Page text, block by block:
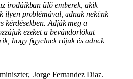
irodáikban ülő emberek, akik
ilyen problémával, adnak nekünk
kérdésekben. Adják meg a
ezeket a bevándorlókat
hogy figyelnek rájuk és adnak
Jorge Fernandez Diaz.